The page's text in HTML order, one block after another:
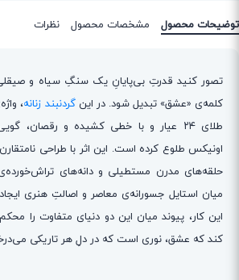
توضیحات محصول مشخصات محصول نظرات
تصور کنید قدرتِ بی‌پایانِ یک سنگِ سیاه و
کلمه‌ی «عشق» تبدیل شود. در اینگردنبند زنانه،
طلای ۲۴ عیار و با خطی کشیده و
اونیکس طلوع کرده است. این اثر با طراحی
حلقه‌های مدرن مستطیلی و دانه‌های
میان استایل جسورانه‌ی معاصر و اصالتِ هنری
این کار، پیوند میان این دو دنیای متفاوت را
کند که عشق، نوری است که در دلِ هر تاریکی